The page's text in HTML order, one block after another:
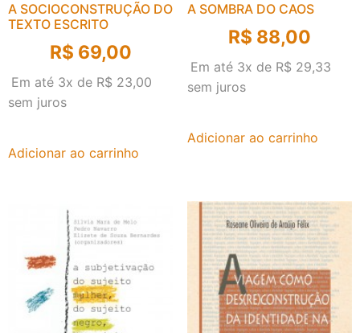
A SOCIOCONSTRUÇÃO DO
TEXTO ESCRITO
R$ 69,00
Em até 3x de R$ 23,00
sem juros
Adicionar ao carrinho
A SOMBRA DO CAOS
R$ 88,00
Em até 3x de R$ 29,33
sem juros
Adicionar ao carrinho